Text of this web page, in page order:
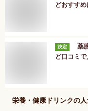
どおすすめ
決定
薬
ど口コミ
栄養・健康ドリンクの